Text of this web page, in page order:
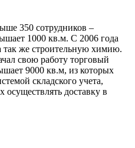
350 сотрудников –
1000 кв.м. С 2006 года
так же строительную химию.
свою работу торговый
9000 кв.м, из которых
складского учета,
доставку в